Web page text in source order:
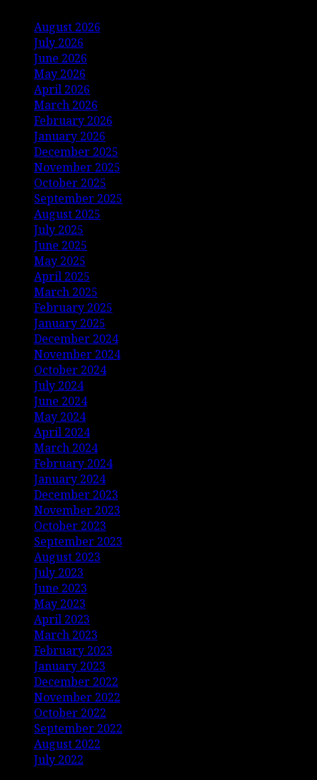
August 2026
July 2026
June 2026
May 2026
April 2026
March 2026
February 2026
January 2026
December 2025
November 2025
October 2025
September 2025
August 2025
July 2025
June 2025
May 2025
April 2025
March 2025
February 2025
January 2025
December 2024
November 2024
October 2024
July 2024
June 2024
May 2024
April 2024
March 2024
February 2024
January 2024
December 2023
November 2023
October 2023
September 2023
August 2023
July 2023
June 2023
May 2023
April 2023
March 2023
February 2023
January 2023
December 2022
November 2022
October 2022
September 2022
August 2022
July 2022